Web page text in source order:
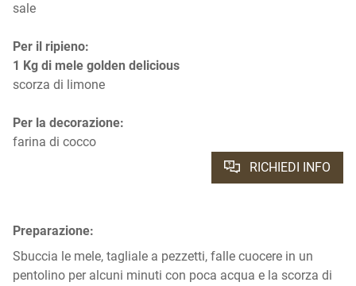
sale
Per il ripieno:
1 Kg di mele golden delicious
scorza di limone
Per la decorazione:
farina di cocco
RICHIEDI INFO
Preparazione:
Sbuccia le mele, tagliale a pezzetti, falle cuocere in un
pentolino per alcuni minuti con poca acqua e la scorza di